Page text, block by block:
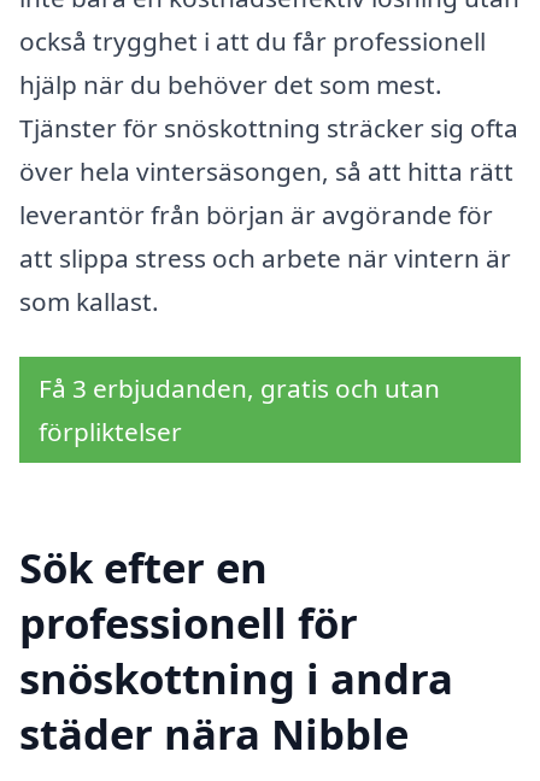
också trygghet i att du får professionell
hjälp när du behöver det som mest.
Tjänster för snöskottning sträcker sig ofta
över hela vintersäsongen, så att hitta rätt
leverantör från början är avgörande för
att slippa stress och arbete när vintern är
som kallast.
Få 3 erbjudanden, gratis och utan
förpliktelser
Sök efter en
professionell för
snöskottning i andra
städer nära Nibble